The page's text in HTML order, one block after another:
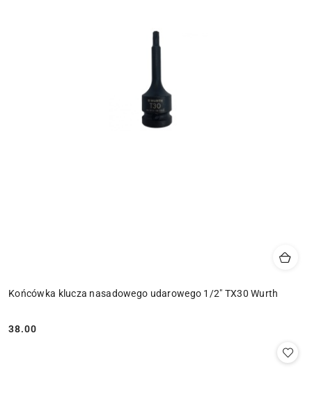
Końcówka klucza nasadowego udarowego 1/2" TX30 Wurth
Cena:
38.00